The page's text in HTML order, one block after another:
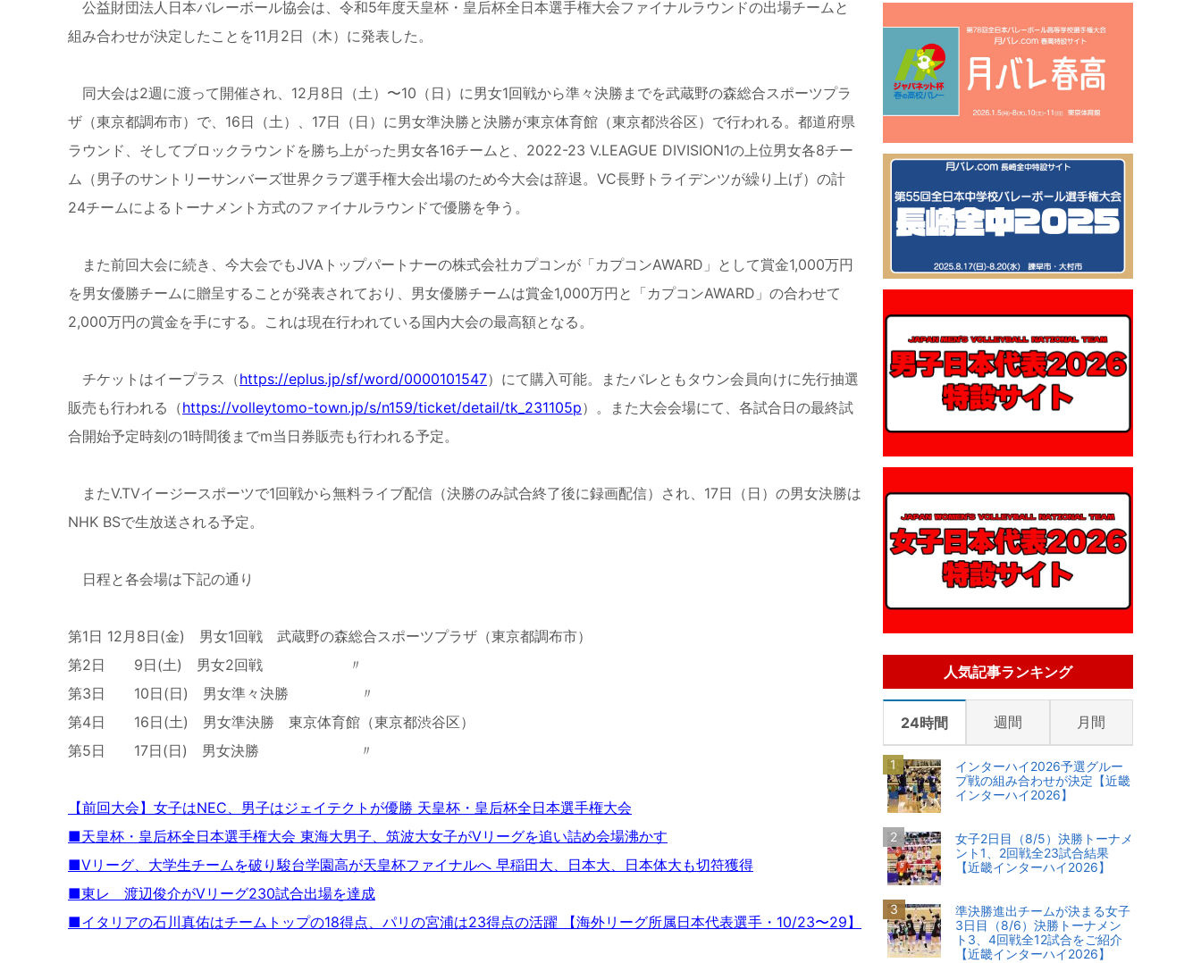
公益財団法人日本バレーボール協会は、令和5年度天皇杯・皇后杯全日本選手権大会ファイナルラウンドの出場チームと
組み合わせが決定したことを11 月 2日（木）に発表した。
同大会は2週に渡って開催され、 12 月 8日（土）〜10 （日）に男女1回戦から準々決勝までを武蔵野の森総合スポーツプラ
ザ（東京都調布市）で、 16日（土）、 17日（日）に男女準決勝と決勝が東京体育館（東京都渋谷区）で行われる。都道府県
ラウンド、そしてブロックラウンドを勝ち上がった男女各16チームと、 2022-23 V.LEAGUE DIVISION1の上位男女各8チー
ム（男子のサントリーサンバーズ世界クラブ選手権大会出場のため今大会は辞退。 VC長野トライデンツが繰り上げ）の計
24チームによるトーナメント方式のファイナルラウンドで優勝を争う。
また前回大会に続き、今大会でもJVA トップパートナーの株式会社カプコンが「カプコンAWARD 」として賞金1,000万円
を男女優勝チームに贈呈することが発表されており、男女優勝チームは賞金1,000万円と「カプコンAWARD 」の合わせて
2,000万円の賞金を手にする。これは現在行われている国内大会の最高額となる。
チケットはイープラス（https://eplus.jp/sf/word/0000101547）にて購入可能。またバレともタウン会員向けに先行抽選
販売も行われる（https://volleytomo-town.jp/s/n159/ticket/detail/tk_231105p）。また大会会場にて、各試合日の最終試
合開始予定時刻の1時間後までm当日券販売も行われる予定。
またV.TVイージースポーツで1回戦から無料ライブ配信（決勝のみ試合終了後に録画配信）され、 17日（日）の男女決勝は
NHK BSで生放送される予定。
日程と各会場は下記の通り
第1日 12 月 8日(金) 男女1回戦 武蔵野の森総合スポーツプラザ（東京都調布市）
第2日 9日(土) 男女2回戦 〃
第3日 10日(日) 男女準々決勝 〃
第4日 16日(土) 男女準決勝 東京体育館（東京都渋谷区）
第5日 17日(日) 男女決勝 〃
【前回大会】女子はNEC、男子はジェイテクトが優勝 天皇杯・皇后杯全日本選手権大会
■天皇杯・皇后杯全日本選手権大会 東海大男子、筑波大女子がVリーグを追い詰め会場沸かす
■Vリーグ、大学生チームを破り駿台学園高が天皇杯ファイナルへ 早稲田大、日本大、日本体大も切符獲得
■東レ 渡辺俊介がVリーグ230試合出場を達成
■イタリアの石川真佑はチームトップの18得点、パリの宮浦は23得点の活躍 【海外リーグ所属日本代表選手・10/23〜29】
人気記事ランキング
24時間 週間 月間
インターハイ2026予選グルー
プ戦の組み合わせが決定【近畿
インターハイ2026】
女子2日目（8/5）決勝トーナメ
ント1、2回戦全23試合結果
【近畿インターハイ2026】
準決勝進出チームが決まる女子
3日目（8/6）決勝トーナメン
ト3、4回戦全12試合をご紹介
【近畿インターハイ2026】